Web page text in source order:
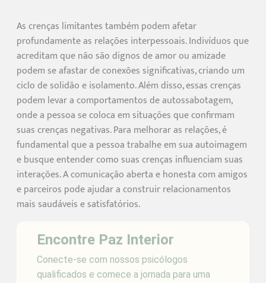
As crenças limitantes também podem afetar
profundamente as relações interpessoais. Indivíduos que
acreditam que não são dignos de amor ou amizade
podem se afastar de conexões significativas, criando um
ciclo de solidão e isolamento. Além disso, essas crenças
podem levar a comportamentos de autossabotagem,
onde a pessoa se coloca em situações que confirmam
suas crenças negativas. Para melhorar as relações, é
fundamental que a pessoa trabalhe em sua autoimagem
e busque entender como suas crenças influenciam suas
interações. A comunicação aberta e honesta com amigos
e parceiros pode ajudar a construir relacionamentos
mais saudáveis e satisfatórios.
Encontre Paz Interior
Conecte-se com nossos psicólogos
qualificados e comece a jornada para uma